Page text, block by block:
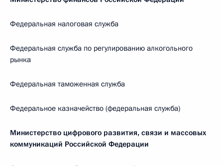
Федеральная налоговая служба
Федеральная служба по регулированию алкогольного
рынка
Федеральная таможенная служба
Федеральное казначейство (федеральная служба)
Министерство цифрового развития, связи и массовых
коммуникаций Российской Федерации